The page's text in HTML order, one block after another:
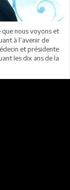
que nous voyons et
à l’avenir de
et présidente
les dix ans de la